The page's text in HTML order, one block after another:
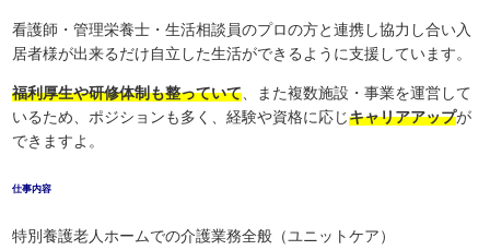
看護師・管理栄養士・生活相談員のプロの方と連携し協力し合い入
居者様が出来るだけ自立した生活ができるように支援しています。
福利厚生や研修体制も整っていて 、また複数施設・事業を運営して
いるため、ポジションも多く、経験や資格に応じキャリアアップが
できますよ。
仕事内容
特別養護老人ホームでの介護業務全般（ユニットケア）